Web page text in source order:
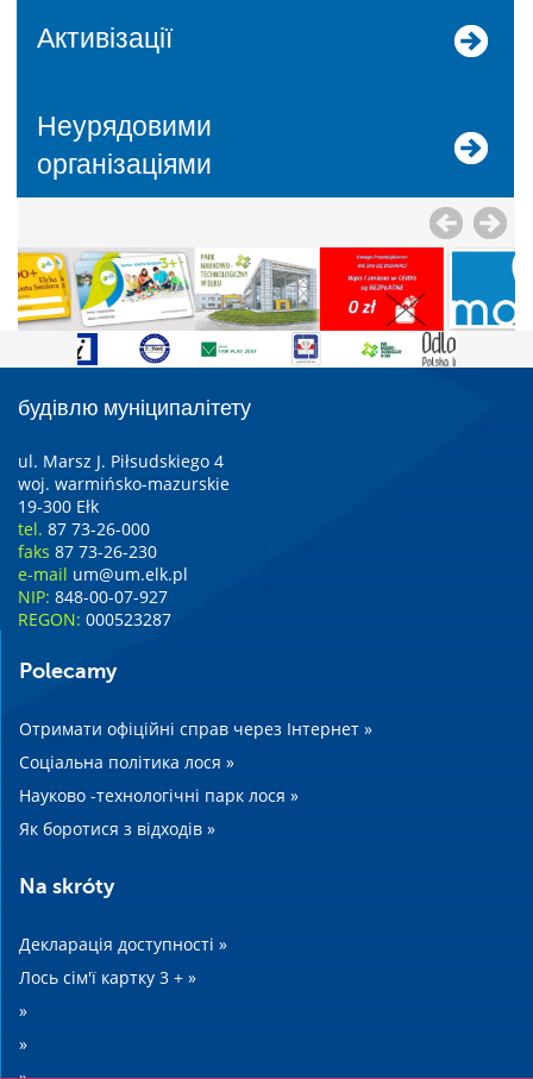
Активізації
Неурядовими
організаціями
будівлю муніципалітету
ul. Marsz J. Piłsudskiego 4
woj. warmińsko-mazurskie
19-300 Ełk
tel. 87 73-26-000
faks 87 73-26-230
e-mail um@um.elk.pl
NIP: 848-00-07-927
REGON: 000523287
Polecamy
Отримати офіційні справ через Інтернет »
Соціальна політика лося »
Науково -технологічні парк лося »
Як боротися з відходів »
Na skróty
Декларація доступності »
Лось сім'ї картку 3 + »
»
»